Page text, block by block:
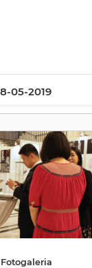
05-2019
Fotogaleria